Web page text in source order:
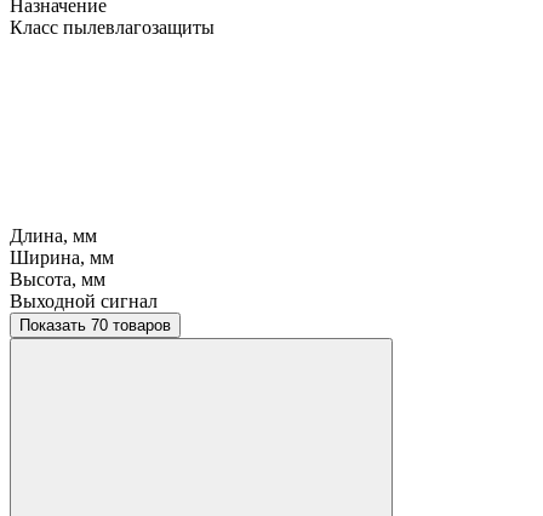
Назначение
Класс пылевлагозащиты
Длина, мм
Ширина, мм
Высота, мм
Выходной сигнал
Показать 70 товаров